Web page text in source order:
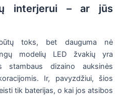
interjerui – ar jūs
būtų toks, bet dauguma nė
modelių LED žvakių yra
stambaus dizaino auksinės
Ir, pavyzdžiui, šios
tik baterijas, o kai jos atsibos